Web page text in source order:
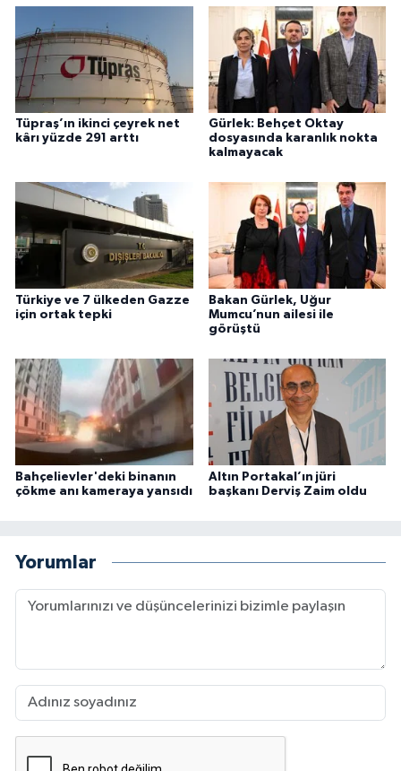
Tüpraş’ın ikinci çeyrek net
kârı yüzde 291 arttı
Gürlek: Behçet Oktay
dosyasında karanlık nokta
kalmayacak
Türkiye ve 7 ülkeden Gazze
için ortak tepki
Bakan Gürlek, Uğur
Mumcu’nun ailesi ile
görüştü
Bahçelievler'deki binanın
çökme anı kameraya yansıdı
Altın Portakal’ın jüri
başkanı Derviş Zaim oldu
Yorumlar